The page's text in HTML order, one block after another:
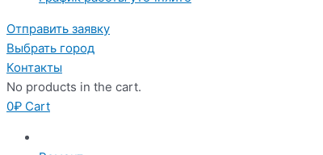
Отправить заявку
Выбрать город
Контакты
No products in the cart.
0₽ Cart